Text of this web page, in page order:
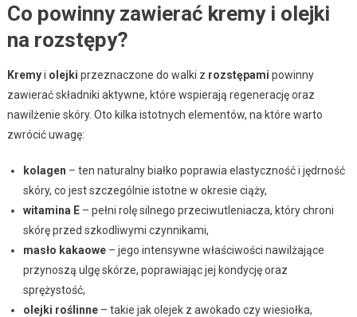
Co powinny zawierać kremy i olejki
na rozstępy?
Kremyi olejki przeznaczone do walki z rozstępami powinny
zawierać składniki aktywne, które wspierają regenerację oraz
nawilżenie skóry. Oto kilka istotnych elementów, na które warto
zwrócić uwagę:
kolagen – ten naturalny białko poprawia elastyczność i jędrność
skóry, co jest szczególnie istotne w okresie ciąży,
witamina E– pełni rolę silnego przeciwutleniacza, który chroni
skórę przed szkodliwymi czynnikami,
masło kakaowe– jego intensywne właściwości nawilżające
przynoszą ulgę skórze, poprawiając jej kondycję oraz
sprężystość,
olejki roślinne– takie jak olejek z awokado czy wiesiołka,